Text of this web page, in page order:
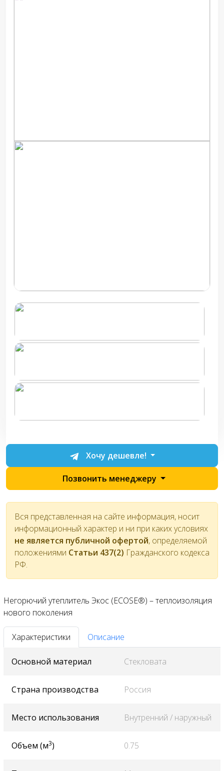
Хочу дешевле!
Позвонить менеджеру
Вся представленная на сайте информация, носит
информационный характер и ни при каких условиях
не является публичной офертой, определяемой
положениями Статьи 437(2) Гражданского кодекса
РФ.
Негорючий утеплитель Экос (ECOSE®) – теплоизоляция
нового поколения
Характеристики Описание
Основной материал Стекловата
Страна производства Россия
Место использования Внутренний / наружный
Объем (м3) 0.75